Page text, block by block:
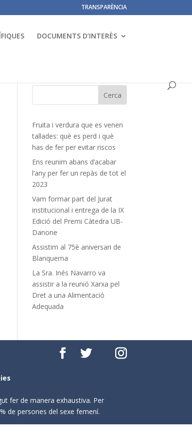
TRANSPARÈNCIA
DOCUMENTS D’INTERÈS
Fruita i verdura que es venen
tallades: què es perd i què
has de fer per evitar riscos
Ens reunim abans d’acabar
l’any per fer un repàs de tot el
2023
Vam formar part del Jurat
institucional i entrega de la IX
Edició del Premi Càtedra UB-
Danone
Assistim al 75è aniversari de
Blanquerna
La Sra. Inés Navarro va
assistir a la reunió Xarxa pel
Dret a una Alimentació
Adequada
fer de manera exhaustiva. Per
de persones del sexe femení.